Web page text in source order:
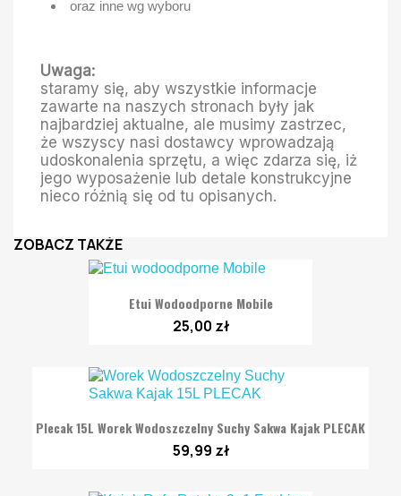
oraz inne wg wyboru
Uwaga:
staramy się, aby wszystkie informacje
zawarte na naszych stronach były jak
najbardziej aktualne, ale musimy zastrzec,
że wszyscy nasi dostawcy wprowadzają
udoskonalenia sprzętu, a więc zdarza się, iż
jego wyposażenie lub detale konstrukcyjne
nieco różnią się od tu opisanych.
ZOBACZ TAKŻE
Etui Wodoodporne Mobile
25,00 zł
Plecak 15L Worek Wodoszczelny Suchy Sakwa Kajak PLECAK
59,99 zł